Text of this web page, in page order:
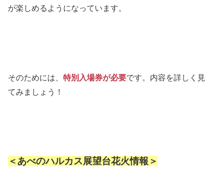
が楽しめるようになっています。
そのためには、特別入場券が必要です。内容を詳しく見
てみましょう！
＜あべのハルカス展望台花火情報＞